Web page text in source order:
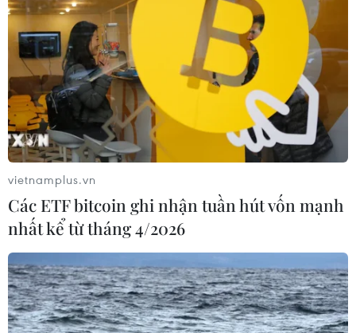
Lão Ngọc
Có thể hoan nghênh những tổ chức, cá nhân hành động sớm như
thế. Đặc biệt là cá nhân nhà dân.
Thích Trả lời
TIN LIÊN QUAN
vietnamplus.vn
Các ETF bitcoin ghi nhận tuần hút vốn mạnh
nhất kể từ tháng 4/2026